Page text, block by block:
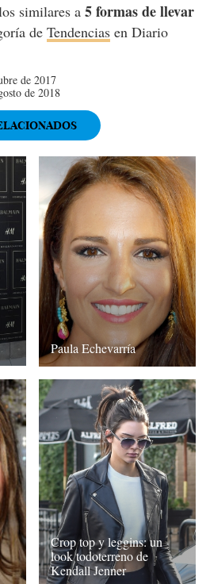
similares a 5 formas de llevar
de Tendenciasen Diario
de 2017
de 2018
Paula Echevarría
Crop top y leggins: un
look todoterreno de
Kendall Jenner